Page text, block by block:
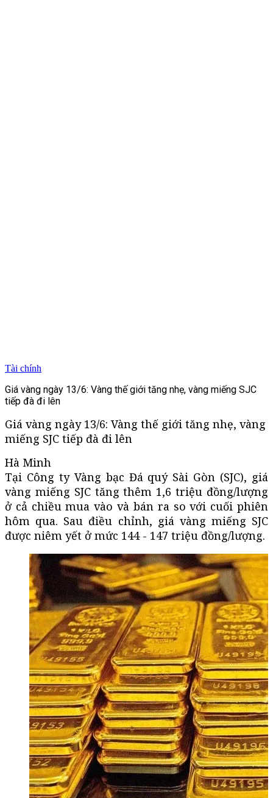
Tài chính
Giá vàng ngày 13/6: Vàng thế giới tăng nhẹ, vàng miếng SJC
tiếp đà đi lên
Giá vàng ngày 13/6: Vàng thế giới tăng nhẹ, vàng
miếng SJC tiếp đà đi lên
Hà Minh
Tại Công ty Vàng bạc Đá quý Sài Gòn (SJC), giá
vàng miếng SJC tăng thêm 1,6 triệu đồng/lượng
ở cả chiều mua vào và bán ra so với cuối phiên
hôm qua. Sau điều chỉnh, giá vàng miếng SJC
được niêm yết ở mức 144 - 147 triệu đồng/lượng.